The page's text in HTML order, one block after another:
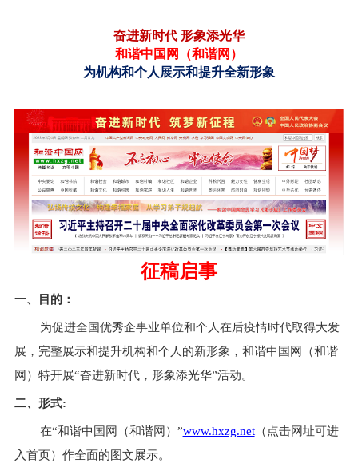
奋进新时代 形象添光华
和谐中国网（和谐网 ）
为机构和个人展示和提升全新形象
征稿启事
一、目的：
为促进全国优秀企事业单位和个人在后疫情时代取得大发
展，完整展示和提升机构和个人的新形象，和谐中国网（和谐
网） 特开展“奋进新时代，形象添光华”活动。
二、形式:
在“和谐中国网（和谐网）”www.hxzg.net（点击网址可进
入首页）作全面的图文展示。